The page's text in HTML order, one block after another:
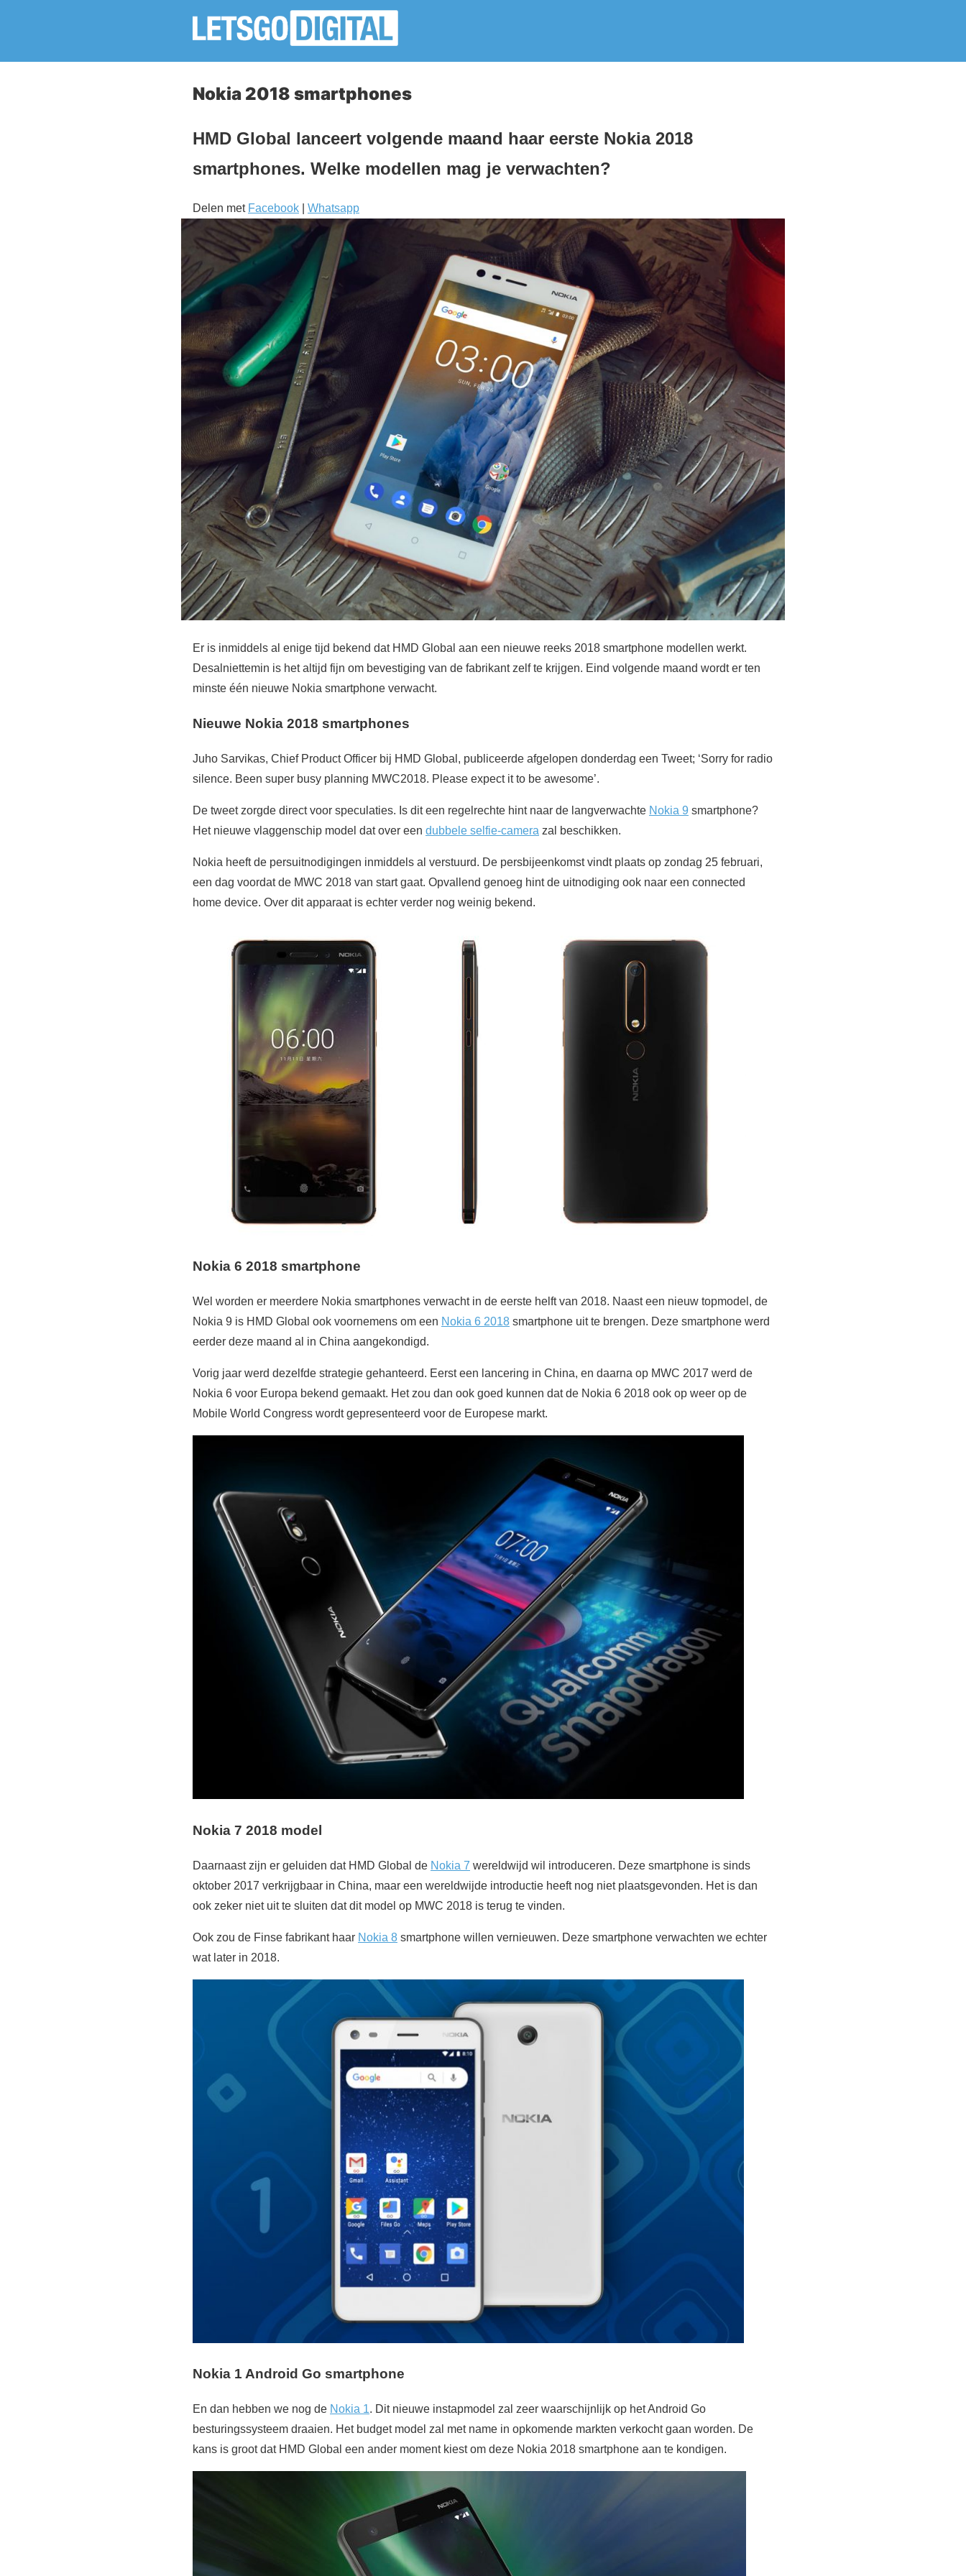
Nokia 2018 smartphones
HMD Global lanceert volgende maand haar eerste Nokia 2018
smartphones. Welke modellen mag je verwachten?
Delen met Facebook Whatsapp
Er is inmiddels al enige tijd bekend dat HMD Global aan een nieuwe reeks 2018 smartphone modellen werkt.
Desalniettemin is het altijd fijn om bevestiging van de fabrikant zelf te krijgen. Eind volgende maand wordt er ten
minste één nieuwe Nokia smartphone verwacht.
Nieuwe Nokia 2018 smartphones
Juho Sarvikas, Chief Product Officer bij HMD Global, publiceerde afgelopen donderdag een Tweet; ‘Sorry for radio
silence. Been super busy planning MWC2018. Please expect it to be awesome’.
De tweet zorgde direct voor speculaties. Is dit een regelrechte hint naar de langverwachte Nokia 9 smartphone?
Het nieuwe vlaggenschip model dat over een dubbele selfie-camera zal beschikken.
Nokia heeft de persuitnodigingen inmiddels al verstuurd. De persbijeenkomst vindt plaats op zondag 25 februari,
een dag voordat de MWC 2018 van start gaat. Opvallend genoeg hint de uitnodiging ook naar een connected
home device. Over dit apparaat is echter verder nog weinig bekend.
Nokia 6 2018 smartphone
Wel worden er meerdere Nokia smartphones verwacht in de eerste helft van 2018. Naast een nieuw topmodel, de
Nokia 9 is HMD Global ook voornemens om een Nokia 6 2018 smartphone uit te brengen. Deze smartphone werd
eerder deze maand al in China aangekondigd.
Vorig jaar werd dezelfde strategie gehanteerd. Eerst een lancering in China, en daarna op MWC 2017 werd de
Nokia 6 voor Europa bekend gemaakt. Het zou dan ook goed kunnen dat de Nokia 6 2018 ook op weer op de
Mobile World Congress wordt gepresenteerd voor de Europese markt.
Nokia 7 2018 model
Daarnaast zijn er geluiden dat HMD Global de Nokia 7 wereldwijd wil introduceren. Deze smartphone is sinds
oktober 2017 verkrijgbaar in China, maar een wereldwijde introductie heeft nog niet plaatsgevonden. Het is dan
ook zeker niet uit te sluiten dat dit model op MWC 2018 is terug te vinden.
Ook zou de Finse fabrikant haar Nokia 8 smartphone willen vernieuwen. Deze smartphone verwachten we echter
wat later in 2018.
Nokia 1 Android Go smartphone
En dan hebben we nog de Nokia 1. Dit nieuwe instapmodel zal zeer waarschijnlijk op het Android Go
besturingssysteem draaien. Het budget model zal met name in opkomende markten verkocht gaan worden. De
kans is groot dat HMD Global een ander moment kiest om deze Nokia 2018 smartphone aan te kondigen.